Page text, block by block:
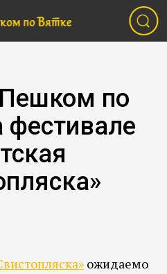
по
фестивале
ожидаемо